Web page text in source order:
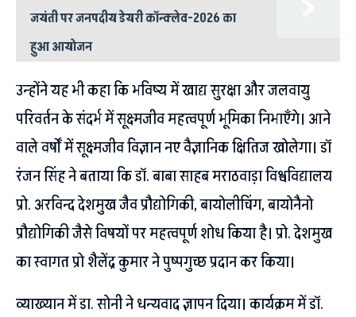
जयंती पर जनपदीय डेयरी कॉन्क्लेव-2026 का
हुआ आयोजन
उन्होंने यह भी कहा कि भविष्य में खाद्य सुरक्षा और जलवायु
परिवर्तन के संदर्भ में सूक्ष्मजीव महत्वपूर्ण भूमिका निभाएँगे। आने
वाले वर्षों में सूक्ष्मजीव विज्ञान नए वैज्ञानिक क्षितिज खोलेगा। डॉ
रंजन सिंह ने बताया कि डॉ. बाबा साहब मराठवाड़ा विश्वविद्यालय
प्रो. अरविन्द देशमुख जैव प्रौद्योगिकी, बायोलीचिंग, बायोनैनो
प्रौद्योगिकी जैसे विषयों पर महत्वपूर्ण शोध किया है। प्रो. देशमुख
का स्वागत प्रो शैलेंद्र कुमार ने पुष्पगुच्छ प्रदान कर किया।
व्याख्यान में डा. सोनी ने धन्यवाद ज्ञापन दिया। कार्यक्रम में डॉ.